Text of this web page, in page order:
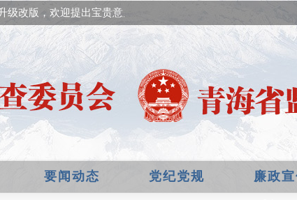
改版，欢迎提出宝贵意见！
要闻动态 党纪党规 廉政